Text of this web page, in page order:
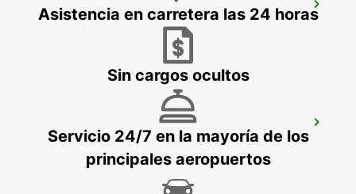
SOLNA
STOCKHOLM KISTA
KISTA - SWEDEN
Asistencia en carretera las 24 horas
Sin cargos ocultos
Servicio 24/7 en la mayoría de los
principales aeropuertos